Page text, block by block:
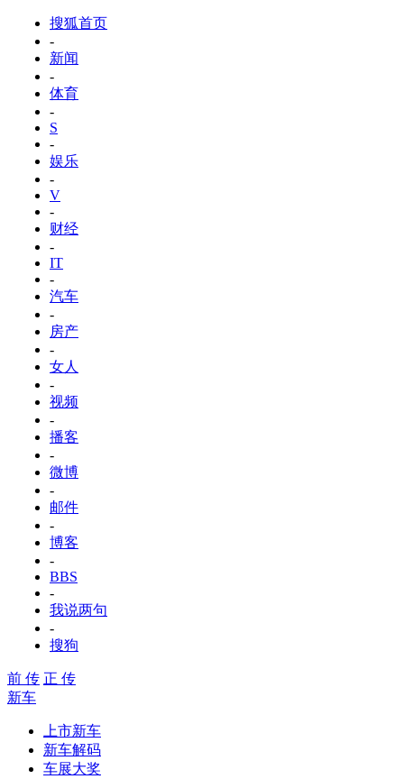
搜狐首页
-
新闻
-
体育
-
S
-
娱乐
-
V
-
财经
-
IT
-
汽车
-
房产
-
女人
-
视频
-
播客
-
微博
-
邮件
-
博客
-
BBS
-
我说两句
-
搜狗
前 传 正 传
新车
上市新车
新车解码
车展大奖